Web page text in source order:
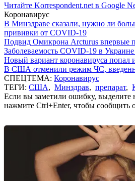
Читайте Korrespondent.net в Google
Коронавирус
В Минздраве сказали, нужно ли
прививки от COVID-19
Подвид Омикрона Arcturus впервые
Заболеваемость COVID-19 в
Новый вариант коронавируса попал
В США отменили режим ЧС,
СПЕЦТЕМА: Коронавирус
ТЕГИ: США, Минздрав, препарат,
Если вы заметили ошибку, выделите
нажмите Ctrl+Enter, чтобы сообщить